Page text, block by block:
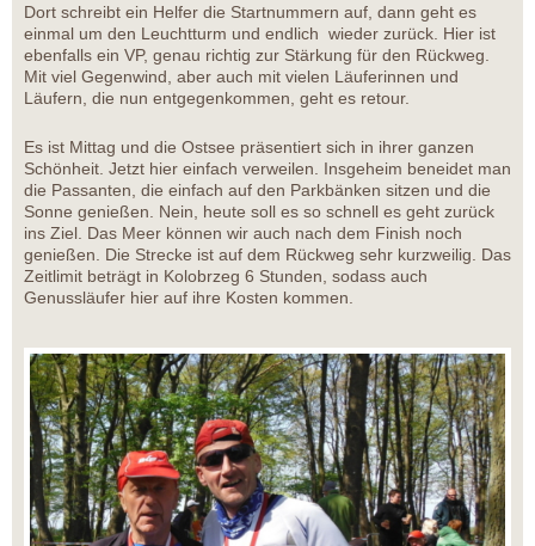
Dort schreibt ein Helfer die Startnummern auf, dann geht es
einmal um den Leuchtturm und endlich wieder zurück. Hier ist
ebenfalls ein VP, genau richtig zur Stärkung für den Rückweg.
Mit viel Gegenwind, aber auch mit vielen Läuferinnen und
Läufern, die nun entgegenkommen, geht es retour.
Es ist Mittag und die Ostsee präsentiert sich in ihrer ganzen
Schönheit. Jetzt hier einfach verweilen. Insgeheim beneidet man
die Passanten, die einfach auf den Parkbänken sitzen und die
Sonne genießen. Nein, heute soll es so schnell es geht zurück
ins Ziel. Das Meer können wir auch nach dem Finish noch
genießen. Die Strecke ist auf dem Rückweg sehr kurzweilig. Das
Zeitlimit beträgt in Kolobrzeg 6 Stunden, sodass auch
Genussläufer hier auf ihre Kosten kommen.